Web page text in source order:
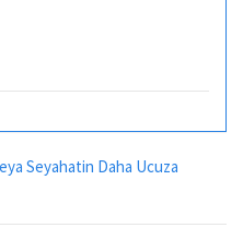
Seyahatin Daha Ucuza